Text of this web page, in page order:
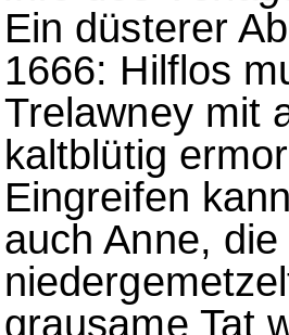
Ein düsterer
1666: Hilflos
Trelawney mit
kaltblütig
Eingreifen
auch Anne,
grausame Tat